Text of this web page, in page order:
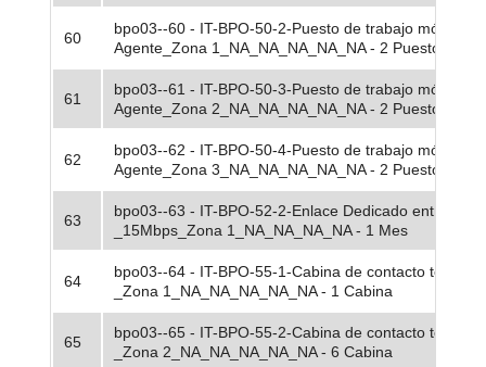
60
bpo03--60 - IT-BPO-50-2-Puesto de trabajo móvil sin
Agente_Zona 1_NA_NA_NA_NA_NA - 2 Puesto de
61
bpo03--61 - IT-BPO-50-3-Puesto de trabajo móvil sin
Agente_Zona 2_NA_NA_NA_NA_NA - 2 Puesto de
62
bpo03--62 - IT-BPO-50-4-Puesto de trabajo móvil sin
Agente_Zona 3_NA_NA_NA_NA_NA - 2 Puesto de
63
bpo03--63 - IT-BPO-52-2-Enlace Dedicado entre
_15Mbps_Zona 1_NA_NA_NA_NA - 1 Mes
64
bpo03--64 - IT-BPO-55-1-Cabina de contacto
_Zona 1_NA_NA_NA_NA_NA - 1 Cabina
65
bpo03--65 - IT-BPO-55-2-Cabina de contacto
_Zona 2_NA_NA_NA_NA_NA - 6 Cabina